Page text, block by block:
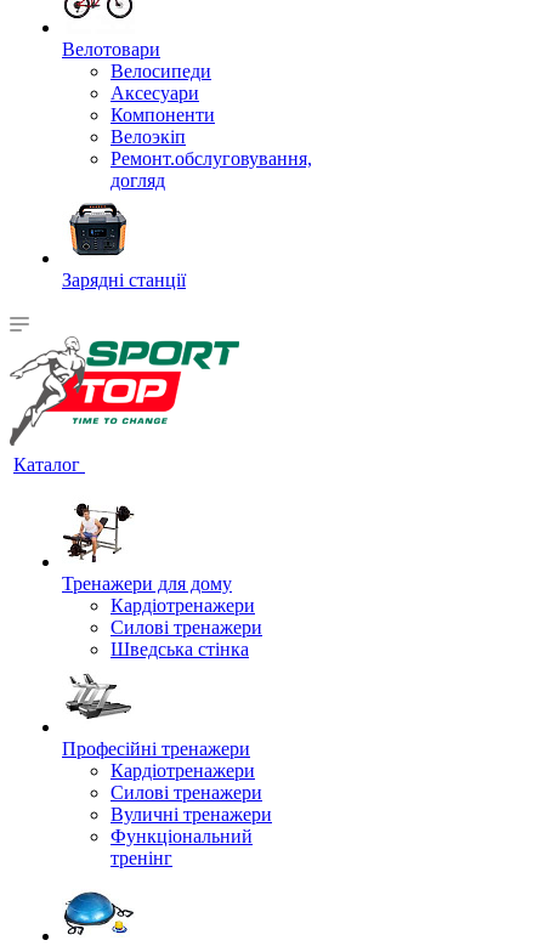
Велотовари
Велосипеди
Аксесуари
Компоненти
Велоэкіп
Ремонт.обслуговування,
догляд
Зарядні станції
Каталог
Тренажери для дому
Кардіотренажери
Силові тренажери
Шведська стінка
Професійні тренажери
Кардіотренажери
Силові тренажери
Вуличні тренажери
Функціональний
тренінг